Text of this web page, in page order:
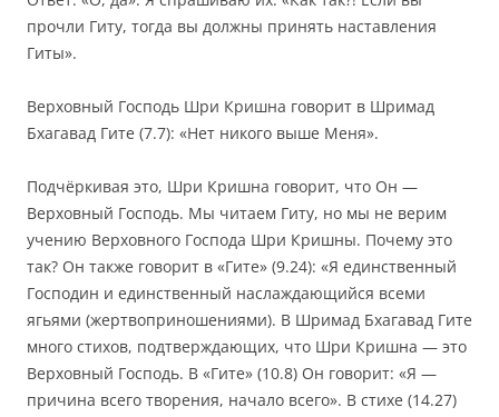
прочли Гиту, тогда вы должны принять наставления
Гиты».
Верховный Господь Шри Кришна говорит в Шримад
Бхагавад Гите (7.7): «Нет никого выше Меня».
Подчёркивая это, Шри Кришна говорит, что Он —
Верховный Господь. Мы читаем Гиту, но мы не верим
учению Верховного Господа Шри Кришны. Почему это
так? Он также говорит в «Гите» (9.24): «Я единственный
Господин и единственный наслаждающийся всеми
ягьями (жертвоприношениями). В Шримад Бхагавад Гите
много стихов, подтверждающих, что Шри Кришна — это
Верховный Господь. В «Гите» (10.8) Он говорит: «Я —
причина всего творения, начало всего». В стихе (14.27)